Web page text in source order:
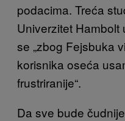
podacima. Treća
Univerzitet Hambolt
se „zbog Fejsbuka
korisnika oseća
frustriranije“.
Da sve bude